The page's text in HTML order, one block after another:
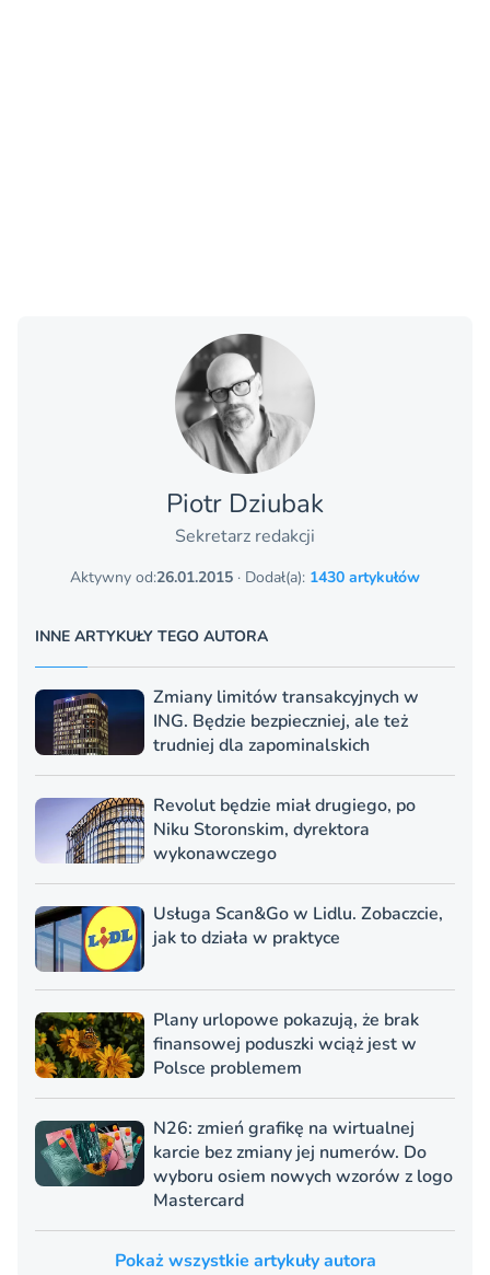
Piotr Dziubak
Sekretarz redakcji
Aktywny od:26.01.2015 · Dodał(a): 1430 artykułów
INNE ARTYKUŁY TEGO AUTORA
Zmiany limitów transakcyjnych w
ING. Będzie bezpieczniej, ale też
trudniej dla zapominalskich
Revolut będzie miał drugiego, po
Niku Storonskim, dyrektora
wykonawczego
Usługa Scan&Go w Lidlu. Zobaczcie,
jak to działa w praktyce
Plany urlopowe pokazują, że brak
finansowej poduszki wciąż jest w
Polsce problemem
N26: zmień grafikę na wirtualnej
karcie bez zmiany jej numerów. Do
wyboru osiem nowych wzorów z logo
Mastercard
Pokaż wszystkie artykuły autora